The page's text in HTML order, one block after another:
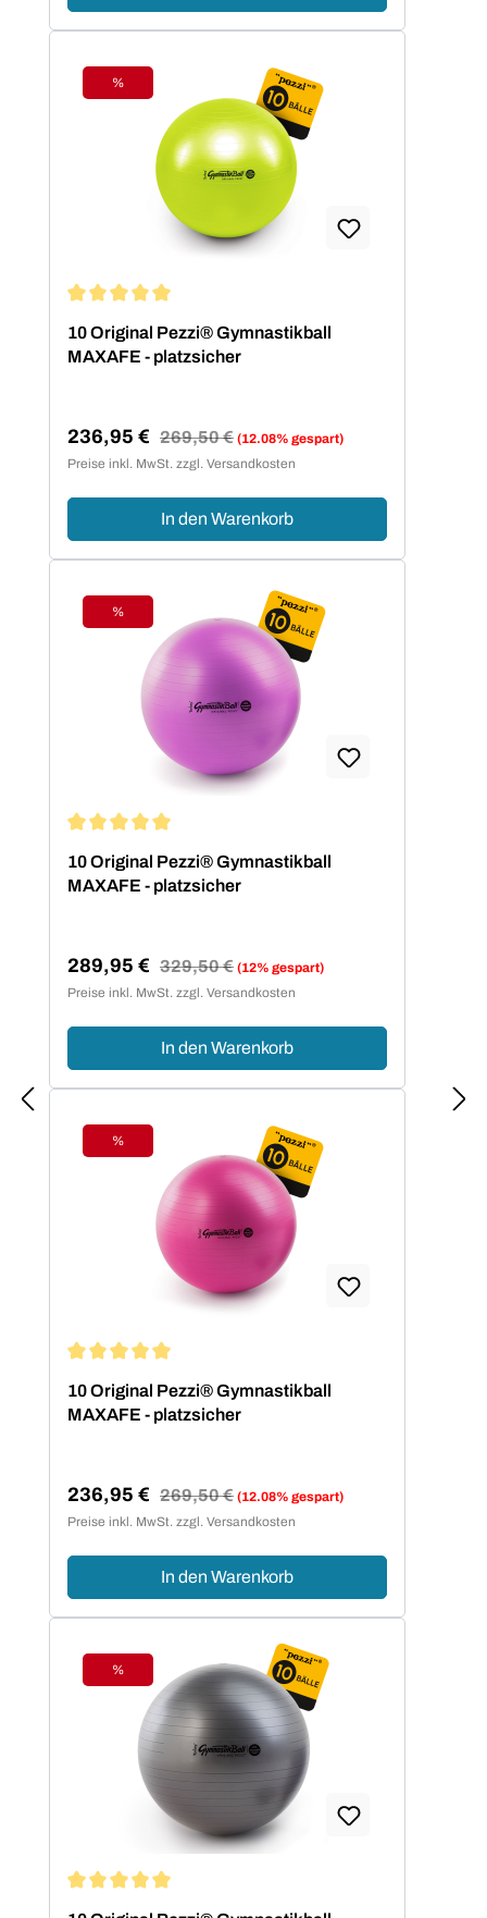
Rabatt
%
10 Original Pezzi® Gymnastikball
MAXAFE - platzsicher
Verkaufspreis:
236,95 € Regulärer Preis:
269,50 € (12.08% gespart)
Preise inkl. MwSt. zzgl. Versandkosten
In den Warenkorb
Rabatt
%
10 Original Pezzi® Gymnastikball
MAXAFE - platzsicher
Verkaufspreis:
289,95 € Regulärer Preis:
329,50 € (12% gespart)
Preise inkl. MwSt. zzgl. Versandkosten
In den Warenkorb
Rabatt
%
10 Original Pezzi® Gymnastikball
MAXAFE - platzsicher
Verkaufspreis:
236,95 € Regulärer Preis:
269,50 € (12.08% gespart)
Preise inkl. MwSt. zzgl. Versandkosten
In den Warenkorb
Rabatt
%